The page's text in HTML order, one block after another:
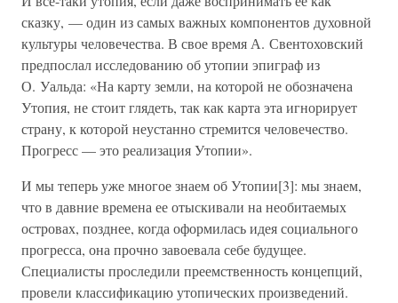
сказку, — один из самых важных компонентов духовной
культуры человечества. В свое время А. Свентоховский
предпослал исследованию об утопии эпиграф из
О. Уальда: «На карту земли, на которой не обозначена
Утопия, не стоит глядеть, так как карта эта игнорирует
страну, к которой неустанно стремится человечество.
Прогресс — это реализация Утопии».
И мы теперь уже многое знаем об Утопии[3]: мы знаем,
что в давние времена ее отыскивали на необитаемых
островах, позднее, когда оформилась идея социального
прогресса, она прочно завоевала себе будущее.
Специалисты проследили преемственность концепций,
провели классификацию утопических произведений.